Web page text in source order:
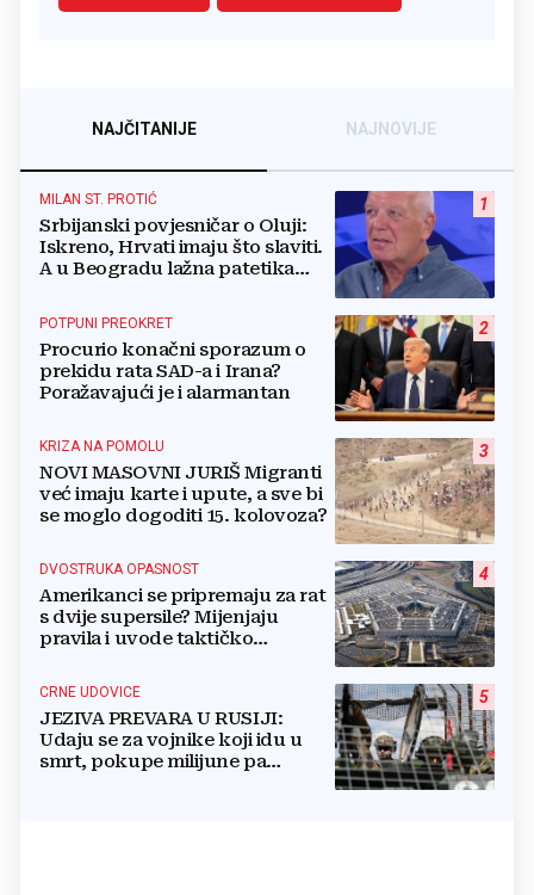
NAJČITANIJE NAJNOVIJE
1
MILAN ST. PROTIĆ
Srbijanski povjesničar o Oluji:
Iskreno, Hrvati imaju što slaviti.
A u Beogradu lažna patetika
2
POTPUNI PREOKRET
Procurio konačni sporazum o
prekidu rata SAD-a i Irana?
Poražavajući je i alarmantan
3
KRIZA NA POMOLU
NOVI MASOVNI JURIŠ Migranti
već imaju karte i upute, a sve bi
se moglo dogoditi 15. kolovoza?
4
DVOSTRUKA OPASNOST
Amerikanci se pripremaju za rat
s dvije supersile? Mijenjaju
pravila i uvode taktičko
5
CRNE UDOVICE
JEZIVA PREVARA U RUSIJI:
Udaju se za vojnike koji idu u
smrt, pokupe milijune pa